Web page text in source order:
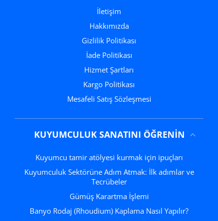
İletişim
Hakkımızda
Gizlilik Politikası
İade Politikası
Hizmet Şartları
Kargo Politikası
Mesafeli Satış Sözleşmesi
KUYUMCULUK SANATINI ÖĞRENIN
Kuyumcu tamir atölyesi kurmak için ipuçları
Kuyumculuk Sektörüne Adım Atmak: İlk adımlar ve
Tecrübeler
Gümüş Karartma İşlemi
Banyo Rodaj (Rhoudium) Kaplama Nasıl Yapılır?